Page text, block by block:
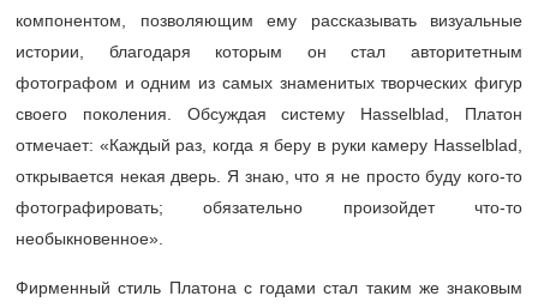
компонентом, позволяющим ему рассказывать визуальные
истории, благодаря которым он стал авторитетным
фотографом и одним из самых знаменитых творческих фигур
своего поколения. Обсуждая систему Hasselblad, Платон
отмечает: «Каждый раз, когда я беру в руки камеру Hasselblad,
открывается некая дверь. Я знаю, что я не просто буду кого-то
фотографировать; обязательно произойдет что-то
необыкновенное».
Фирменный стиль Платона с годами стал таким же знаковым